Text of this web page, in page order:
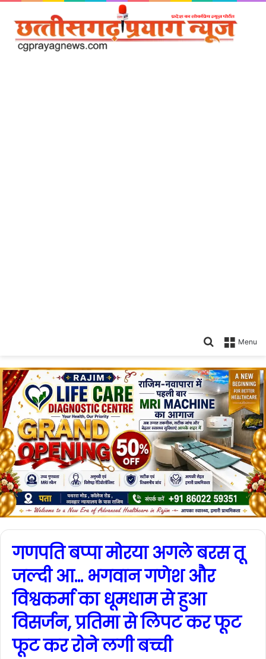
Menu
Search
गणपति बप्पा मोरया अगले बरस तू
जल्दी आ… भगवान गणेश और
विश्वकर्मा का धूमधाम से हुआ
विसर्जन, प्रतिमा से लिपट कर फूट
फूट कर रोने लगी बच्ची